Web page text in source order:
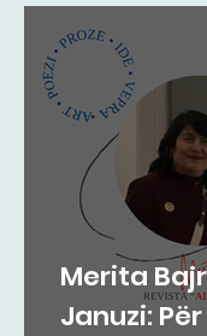
Merita
Januzi: